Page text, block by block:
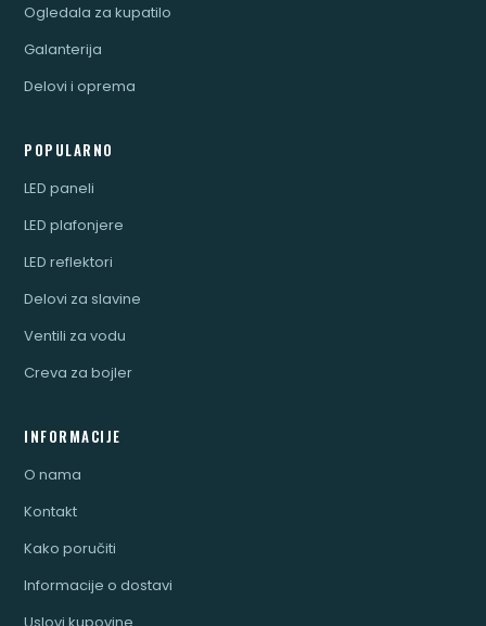
Ogledala za kupatilo
Galanterija
Delovi i oprema
POPULARNO
LED paneli
LED plafonjere
LED reflektori
Delovi za slavine
Ventili za vodu
Creva za bojler
INFORMACIJE
O nama
Kontakt
Kako poručiti
Informacije o dostavi